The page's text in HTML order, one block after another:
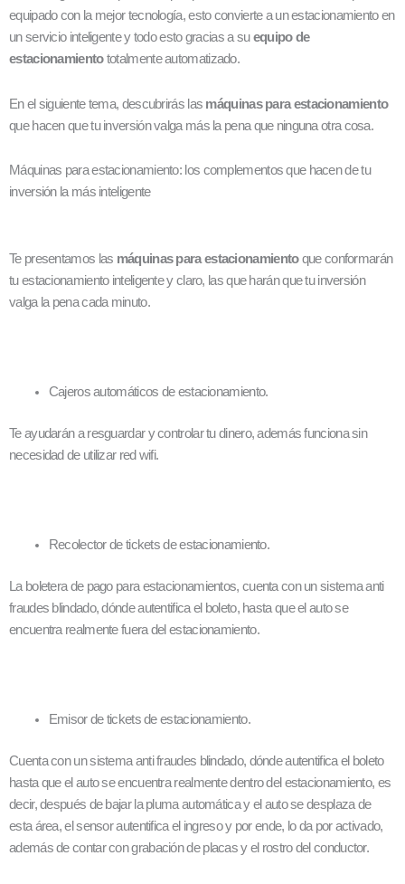
equipado con la mejor tecnología, esto convierte a un estacionamiento en
un servicio inteligente y todo esto gracias a suequipo de
estacionamientototalmente automatizado.
En el siguiente tema, descubrirás las máquinas para estacionamiento
que hacen que tu inversión valga más la pena que ninguna otra cosa.
Máquinas para estacionamiento: los complementos que hacen de tu
inversión la más inteligente
Te presentamos las máquinas para estacionamientoque conformarán
tu estacionamiento inteligente y claro, las que harán que tu inversión
valga la pena cada minuto.
Cajeros automáticos de estacionamiento.
Te ayudarán a resguardar y controlar tu dinero, además funciona sin
necesidad de utilizar red wifi.
Recolector de tickets de estacionamiento.
La boletera de pago para estacionamientos, cuenta con un sistema anti
fraudes blindado, dónde autentifica el boleto, hasta que el auto se
encuentra realmente fuera del estacionamiento.
Emisor de tickets de estacionamiento.
Cuenta con un sistema anti fraudes blindado, dónde autentifica el boleto
hasta que el auto se encuentra realmente dentro del estacionamiento, es
decir, después de bajar la pluma automática y el auto se desplaza de
esta área, el sensor autentifica el ingreso y por ende, lo da por activado,
además de contar con grabación de placas y el rostro del conductor.